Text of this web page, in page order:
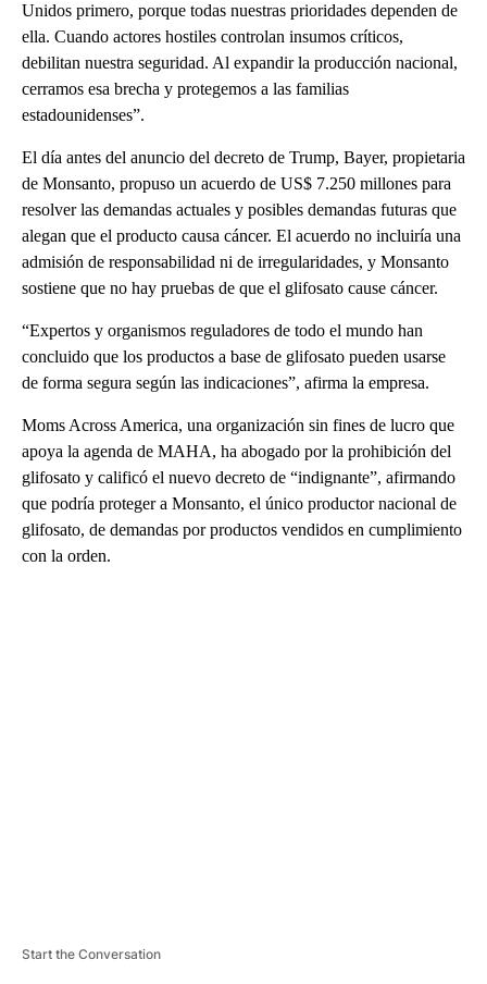
Unidos primero, porque todas nuestras prioridades dependen de
ella. Cuando actores hostiles controlan insumos críticos,
debilitan nuestra seguridad. Al expandir la producción nacional,
cerramos esa brecha y protegemos a las familias
estadounidenses”.
El día antes del anuncio del decreto de Trump, Bayer, propietaria
de Monsanto, propuso un acuerdo de US$ 7.250 millones para
resolver las demandas actuales y posibles demandas futuras que
alegan que el producto causa cáncer. El acuerdo no incluiría una
admisión de responsabilidad ni de irregularidades, y Monsanto
sostiene que no hay pruebas de que el glifosato cause cáncer.
“Expertos y organismos reguladores de todo el mundo han
concluido que los productos a base de glifosato pueden usarse
de forma segura según las indicaciones”, afirma la empresa.
Moms Across America, una organización sin fines de lucro que
apoya la agenda de MAHA, ha abogado por la prohibición del
glifosato y calificó el nuevo decreto de “indignante”, afirmando
que podría proteger a Monsanto, el único productor nacional de
glifosato, de demandas por productos vendidos en cumplimiento
con la orden.
Start the Conversation